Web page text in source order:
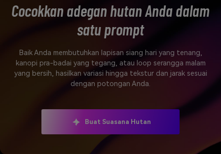
Cocokkan adegan hutan Anda dalam
satu prompt
Baik Anda membutuhkan lapisan siang hari yang tenang,
kanopi pra-badai yang tegang, atau loop serangga malam
yang bersih, hasilkan variasi hingga tekstur dan jarak sesuai
dengan potongan Anda.
Buat Suasana Hutan